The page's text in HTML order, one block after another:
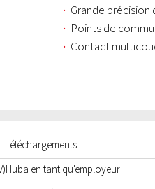
Grande
Points de
Contact
Téléchargements
Huba en tant qu'employeur